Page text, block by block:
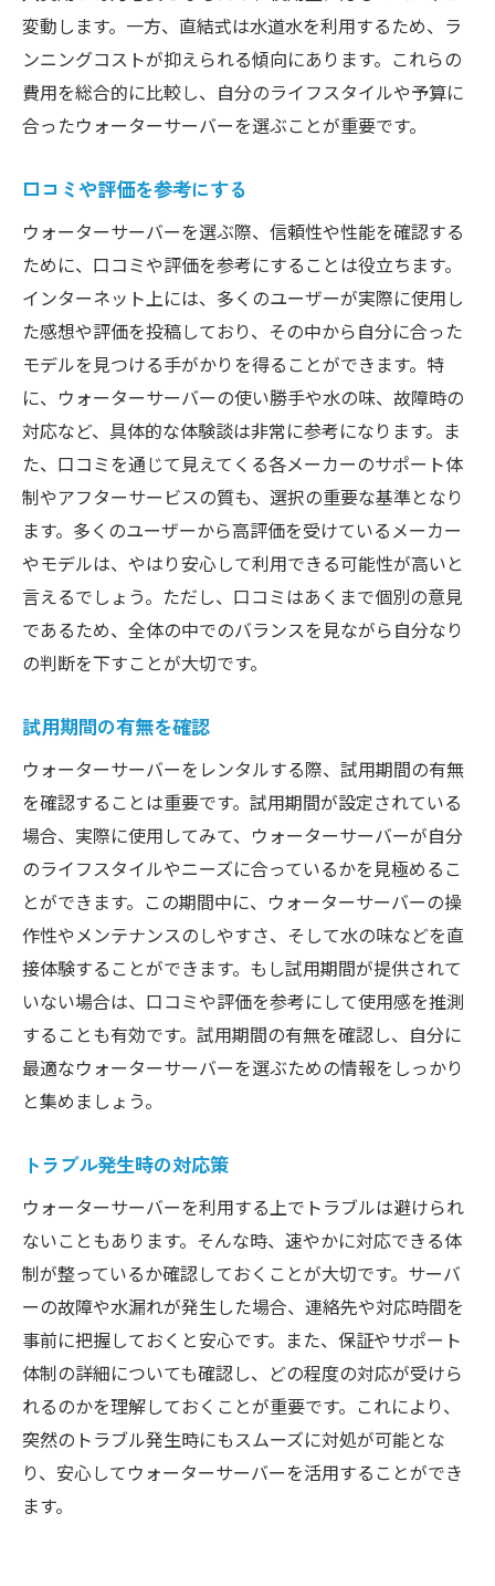
変動します。一方、直結式は水道水を利用するため、ラ
ンニングコストが抑えられる傾向にあります。これらの
費用を総合的に比較し、自分のライフスタイルや予算に
合ったウォーターサーバーを選ぶことが重要です。
口コミや評価を参考にする
ウォーターサーバーを選ぶ際、信頼性や性能を確認する
ために、口コミや評価を参考にすることは役立ちます。
インターネット上には、多くのユーザーが実際に使用し
た感想や評価を投稿しており、その中から自分に合った
モデルを見つける手がかりを得ることができます。特
に、ウォーターサーバーの使い勝手や水の味、故障時の
対応など、具体的な体験談は非常に参考になります。ま
た、口コミを通じて見えてくる各メーカーのサポート体
制やアフターサービスの質も、選択の重要な基準となり
ます。多くのユーザーから高評価を受けているメーカー
やモデルは、やはり安心して利用できる可能性が高いと
言えるでしょう。ただし、口コミはあくまで個別の意見
であるため、全体の中でのバランスを見ながら自分なり
の判断を下すことが大切です。
試用期間の有無を確認
ウォーターサーバーをレンタルする際、試用期間の有無
を確認することは重要です。試用期間が設定されている
場合、実際に使用してみて、ウォーターサーバーが自分
のライフスタイルやニーズに合っているかを見極めるこ
とができます。この期間中に、ウォーターサーバーの操
作性やメンテナンスのしやすさ、そして水の味などを直
接体験することができます。もし試用期間が提供されて
いない場合は、口コミや評価を参考にして使用感を推測
することも有効です。試用期間の有無を確認し、自分に
最適なウォーターサーバーを選ぶための情報をしっかり
と集めましょう。
トラブル発生時の対応策
ウォーターサーバーを利用する上でトラブルは避けられ
ないこともあります。そんな時、速やかに対応できる体
制が整っているか確認しておくことが大切です。サーバ
ーの故障や水漏れが発生した場合、連絡先や対応時間を
事前に把握しておくと安心です。また、保証やサポート
体制の詳細についても確認し、どの程度の対応が受けら
れるのかを理解しておくことが重要です。これにより、
突然のトラブル発生時にもスムーズに対処が可能とな
り、安心してウォーターサーバーを活用することができ
ます。